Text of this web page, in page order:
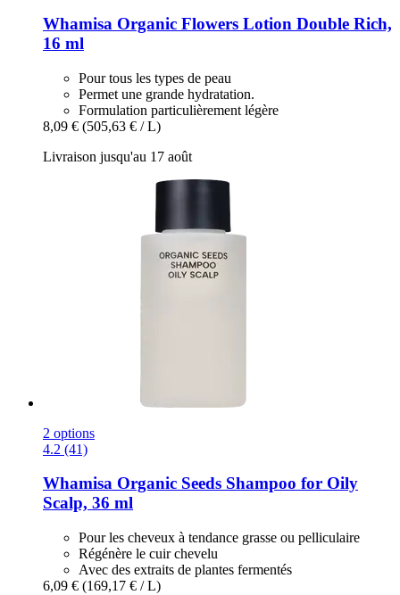
Whamisa Organic Flowers Lotion Double Rich,
16 ml
Pour tous les types de peau
Permet une grande hydratation.
Formulation particulièrement légère
8,09 € (505,63 € / L)
Livraison jusqu'au 17 août
2 options
4.2 (41)
Whamisa Organic Seeds Shampoo for Oily
Scalp, 36 ml
Pour les cheveux à tendance grasse ou pelliculaire
Régénère le cuir chevelu
Avec des extraits de plantes fermentés
6,09 € (169,17 € / L)